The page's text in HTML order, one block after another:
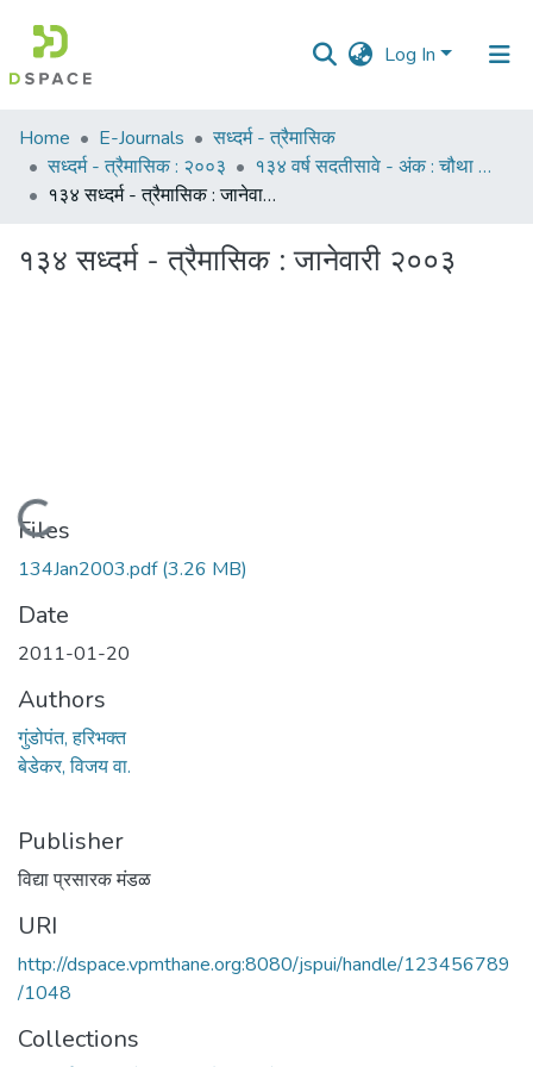
Log In
Communities
&
Collections
All of DSpace
Home E-Journals
सध्दर्म - त्रैमासिक
सध्दर्म - त्रैमासिक : २००३
१३४ वर्ष सदतीसावे - अंक : चौथा : जानेवारी २००३
१३४ सध्दर्म - त्रैमासिक : जानेवारी २००३
१३४ सध्दर्म - त्रैमासिक : जानेवारी २००३
Loading...
Files
134Jan2003.pdf(3.26 MB)
Date
2011-01-20
Authors
गुंडोपंत, हरिभक्त
बेडेकर, विजय वा.
Publisher
विद्या प्रसारक मंडळ
URI
http://dspace.vpmthane.org:8080/jspui/handle/123456789
/1048
Collections